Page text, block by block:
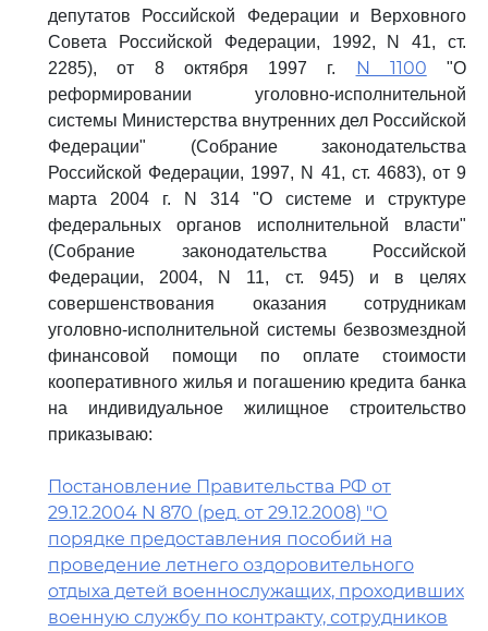
депутатов Российской Федерации и Верховного
Совета Российской Федерации, 1992, N 41, ст.
2285), от 8 октября 1997 г. N 1100 "О
реформировании уголовно-исполнительной
системы Министерства внутренних дел Российской
Федерации" (Собрание законодательства
Российской Федерации, 1997, N 41, ст. 4683), от 9
марта 2004 г. N 314 "О системе и структуре
федеральных органов исполнительной власти"
(Собрание законодательства Российской
Федерации, 2004, N 11, ст. 945) и в целях
совершенствования оказания сотрудникам
уголовно-исполнительной системы безвозмездной
финансовой помощи по оплате стоимости
кооперативного жилья и погашению кредита банка
на индивидуальное жилищное строительство
приказываю:
Постановление Правительства РФ от
29.12.2004 N 870 (ред. от 29.12.2008) "О
порядке предоставления пособий на
проведение летнего оздоровительного
отдыха детей военнослужащих, проходивших
военную службу по контракту, сотрудников